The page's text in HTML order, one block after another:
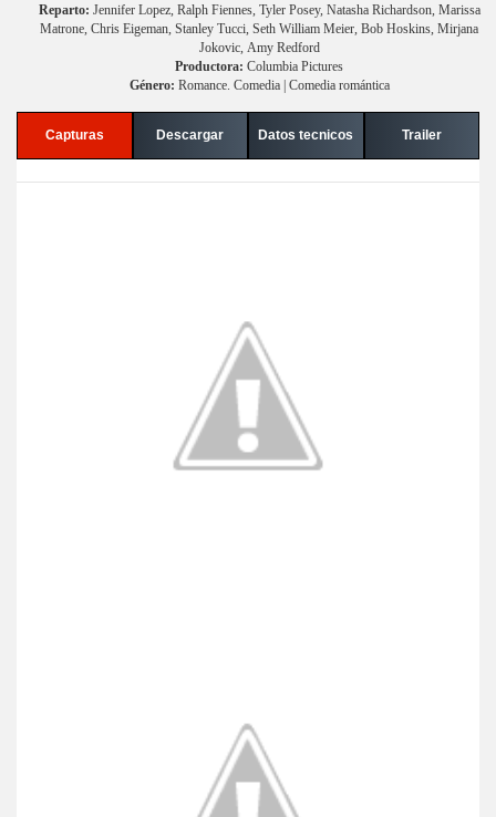
Reparto: Jennifer Lopez, Ralph Fiennes, Tyler Posey, Natasha Richardson, Marissa
Matrone, Chris Eigeman, Stanley Tucci, Seth William Meier, Bob Hoskins, Mirjana
Jokovic, Amy Redford
Productora: Columbia Pictures
Género: Romance. Comedia | Comedia romántica
Capturas Descargar Datos tecnicos Trailer